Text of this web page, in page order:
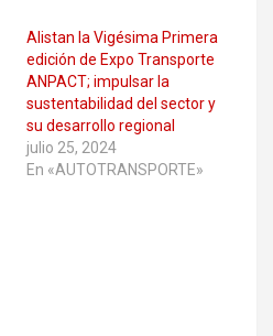
Alistan la Vigésima Primera
edición de Expo Transporte
ANPACT; impulsar la
sustentabilidad del sector y
su desarrollo regional
julio 25, 2024
En «AUTOTRANSPORTE»